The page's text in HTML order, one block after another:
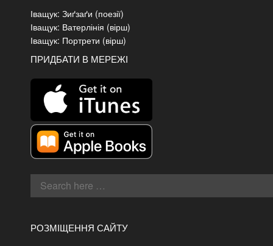
Іващук: Зиґзаґи (поезії)
Іващук: Ватерлінія (вірш)
Іващук: Портрети (вірш)
ПРИДБАТИ В МЕРЕЖІ
РОЗМІЩЕННЯ САЙТУ